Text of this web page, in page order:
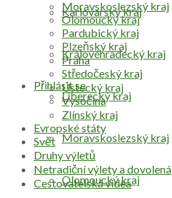
Přihlásit se
Karlovarský kraj
Královéhradecký kraj
Liberecký kraj
Moravskoslezský kraj
Olomoucký kraj
Moravskoslezský kraj
Olomoucký kraj
Pardubický kraj
Plzeňský kraj
Praha
Středočeský kraj
Ústecký kraj
Vysočina
Zlínský kraj
Evropské státy
Svět
Druhy výletů
Netradiční výlety a dovolená
Cestovatelská videa